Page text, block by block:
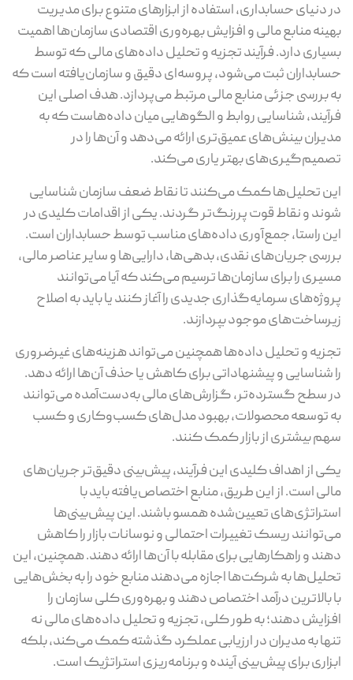
در دنیای حسابداری، استفاده از ابزارهای متنوع برای مدیریت
بهینه منابع مالی و افزایش بهره‌وری اقتصادی سازمان‌ها اهمیت
بسیاری دارد. فرآیند تجزیه و تحلیل داده‌های مالی که توسط
حسابداران ثبت می‌شود، پروسه‌ای دقیق و سازمان‌یافته است که
به بررسی جزئی منابع مالی مرتبط می‌پردازد. هدف اصلی این
فرآیند، شناسایی روابط و الگوهایی میان داده‌هاست که به
مدیران بینش‌های عمیق‌تری ارائه می‌دهد و آن‌ها را در
تصمیم‌گیری‌های بهتر یاری می‌کند.
این تحلیل‌ها کمک می‌کنند تا نقاط ضعف سازمان شناسایی
شوند و نقاط قوت پررنگ‌تر گردند. یکی از اقدامات کلیدی در
این راستا، جمع‌آوری داده‌های مناسب توسط حسابداران است.
بررسی جریان‌های نقدی، بدهی‌ها، دارایی‌ها و سایر عناصر مالی،
مسیری را برای سازمان‌ها ترسیم می‌کند که آیا می‌توانند
پروژه‌های سرمایه‌گذاری جدیدی را آغاز کنند یا باید به اصلاح
زیرساخت‌های موجود بپردازند.
تجزیه و تحلیل داده‌ها همچنین می‌تواند هزینه‌های غیرضروری
را شناسایی و پیشنهاداتی برای کاهش یا حذف آن‌ها ارائه دهد.
در سطح گسترده‌تر، گزارش‌های مالی به‌دست‌آمده می‌توانند
به توسعه محصولات، بهبود مدل‌های کسب‌وکاری و کسب
سهم بیشتری از بازار کمک کنند.
یکی از اهداف کلیدی این فرآیند، پیش‌بینی دقیق‌تر جریان‌های
مالی است. از این طریق، منابع اختصاص‌یافته باید با
استراتژی‌های تعیین‌شده همسو باشند. این پیش‌بینی‌ها
می‌توانند ریسک تغییرات احتمالی و نوسانات بازار را کاهش
دهند و راهکارهایی برای مقابله با آن‌ها ارائه دهند. همچنین، این
تحلیل‌ها به شرکت‌ها اجازه می‌دهند منابع خود را به بخش‌هایی
با بالاترین درآمد اختصاص دهند و بهره‌وری کلی سازمان را
افزایش دهند؛ به طور کلی، تجزیه و تحلیل داده‌های مالی نه
تنها به مدیران در ارزیابی عملکرد گذشته کمک می‌کند، بلکه
ابزاری برای پیش‌بینی آینده و برنامه‌ریزی استراتژیک است.